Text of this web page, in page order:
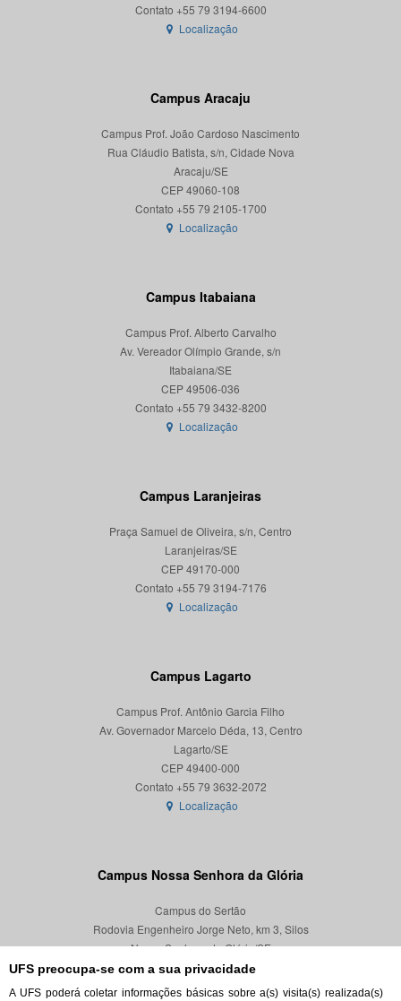
UFS preocupa-se com a sua privacidade
A UFS poderá coletar informações básicas sobre a(s) visita(s) realizada(s)
Localização
Campus Aracaju
Campus Prof. João Cardoso Nascimento
Rua Cláudio Batista, s/n, Cidade Nova
Aracaju/SE
CEP 49060-108
Localização
Campus Itabaiana
Campus Prof. Alberto Carvalho
Av. Vereador Olímpio Grande, s/n
Itabaiana/SE
CEP 49506-036
Localização
Campus Laranjeiras
Praça Samuel de Oliveira, s/n, Centro
Laranjeiras/SE
CEP 49170-000
Localização
Campus Lagarto
Campus Prof. Antônio Garcia Filho
Av. Governador Marcelo Déda, 13, Centro
Lagarto/SE
CEP 49400-000
Localização
Campus Nossa Senhora da Glória
Campus do Sertão
Rodovia Engenheiro Jorge Neto, km 3, Silos
Nossa Senhora da Glória/SE
CEP 49680-000